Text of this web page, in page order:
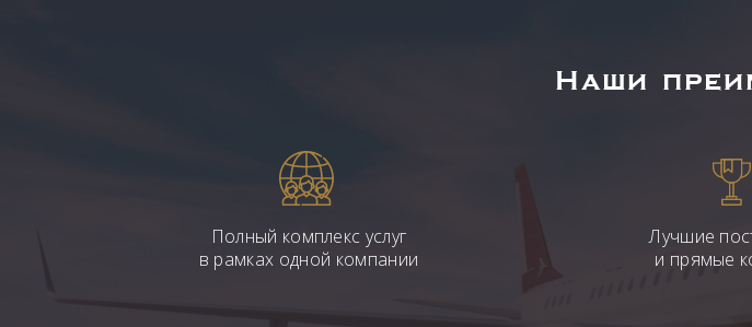
Наши
Полный комплекс услуг
в рамках одной компании
Лучшие
и прямые